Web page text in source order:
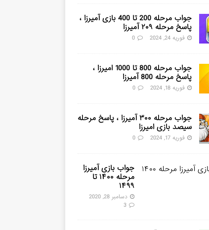
جواب مرحله 200 تا 400 بازی آمیرزا ،
پاسخ مرحله ۲۰۹ آمیرزا
فوریه 24, 2024 0
جواب مرحله 800 تا 1000 امیرزا ،
پاسخ مرحله 800 آمیرزا
فوریه 18, 2024 0
جواب مرحله ۳۰۰ آمیرزا ، پاسخ مرحله
سیصد بازی امیرزا
فوریه 17, 2024 0
جواب بازی آمیرزا
مرحله ۱۴۰۰ تا
۱۴۹۹
دسامبر 28, 2020
3